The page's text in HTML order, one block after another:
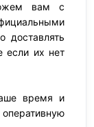
вам с
доставлять
если их нет
время и